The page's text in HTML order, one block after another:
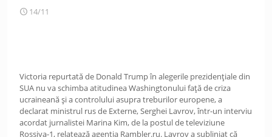
14/11
Victoria repurtată de Donald Trump în alegerile prezidențiale din
SUA nu va schimba atitudinea Washingtonului față de criza
ucraineană și a controlului asupra treburilor europene, a
declarat ministrul rus de Externe, Serghei Lavrov, într-un interviu
acordat jurnalistei Marina Kim, de la postul de televiziune
Rossiya-1, relatează agenția Rambler.ru. Lavrov a subliniat că